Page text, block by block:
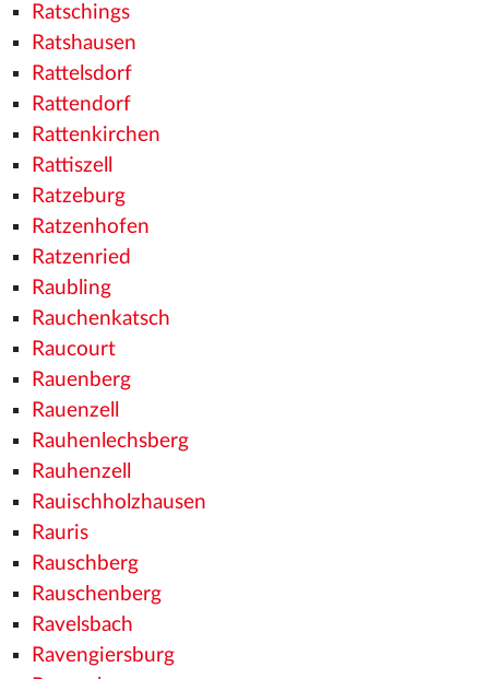
Ratschings
Ratshausen
Rattelsdorf
Rattendorf
Rattenkirchen
Rattiszell
Ratzeburg
Ratzenhofen
Ratzenried
Raubling
Rauchenkatsch
Raucourt
Rauenberg
Rauenzell
Rauhenlechsberg
Rauhenzell
Rauischholzhausen
Rauris
Rauschberg
Rauschenberg
Ravelsbach
Ravengiersburg